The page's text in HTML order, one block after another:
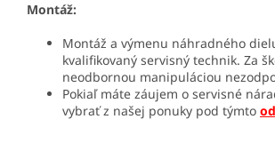
Montáž:
Montáž a výmenu náhradného
kvalifikovaný servisný technik. Za
neodbornou manipuláciou
Pokiaľ máte záujem o servisné
vybrať z našej ponuky pod týmto